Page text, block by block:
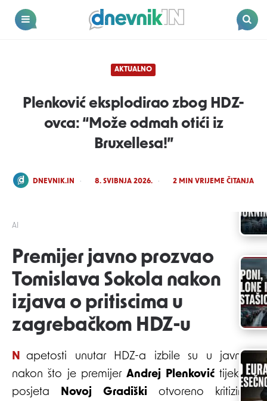
Dnevnik.in
AI
AKTUALNO
Plenković eksplodirao zbog HDZ-
ovca: “Može odmah otići iz
Bruxellesa!”
POSTED
DNEVNIK.IN 8. SVIBNJA 2026. 2 MIN VRIJEME ČITANJA
Premijer javno prozvao
Tomislava Sokola nakon
izjava o pritiscima u
zagrebačkom HDZ-u
Napetosti unutar HDZ-a izbile su u javnost
nakon što je premijerAndrej Plenkovićtijekom
posjeta Novoj Gradiški otvoreno kritizirao